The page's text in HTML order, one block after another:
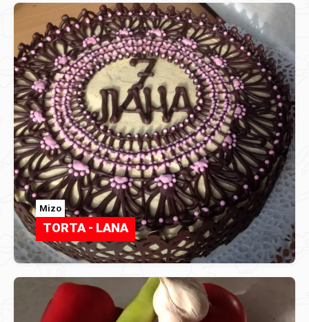
Mizo
TORTA - LANA